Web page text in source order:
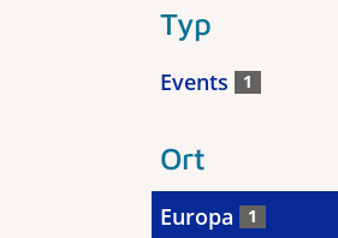
Typ
Events 1
Ort
Europa 1